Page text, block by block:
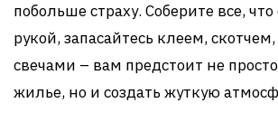
побольше страху. Соберите все, что
рукой, запасайтесь клеем,
свечами – вам предстоит не
жилье, но и создать жуткую